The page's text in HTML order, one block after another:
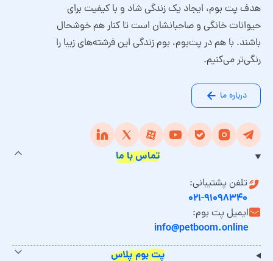
هدف پت بوم، ایجاد یک زندگی شاد و با کیفیت برای
حیوانات خانگی و صاحبانشان است تا کنار هم خوشحال
باشند. با هم در پت‌بوم، بوم زندگی این فرشته‌های زیبا را
رنگی‌تر می‌کنیم.
درباره ما
تماس با ما
تلفن پشتیبانی:
۰۲۱-۹۱۰۹۸۳۴۰
ایمیل پت بوم:
info@petboom.online
پت بوم پلاس